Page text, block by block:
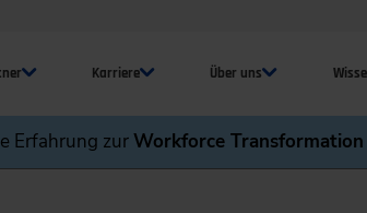
Karriere Über uns
Erfahrung zurWorkforce Transformation